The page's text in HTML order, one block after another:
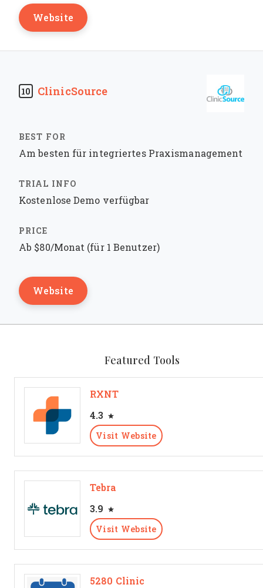
Website
10 ClinicSource
Am besten für integriertes Praxismanagement
Kostenlose Demo verfügbar
Ab $80/Monat (für 1 Benutzer)
Website
Featured Tools
RXNT
4.3
Visit Website
Tebra
3.9
Visit Website
5280 Clinic